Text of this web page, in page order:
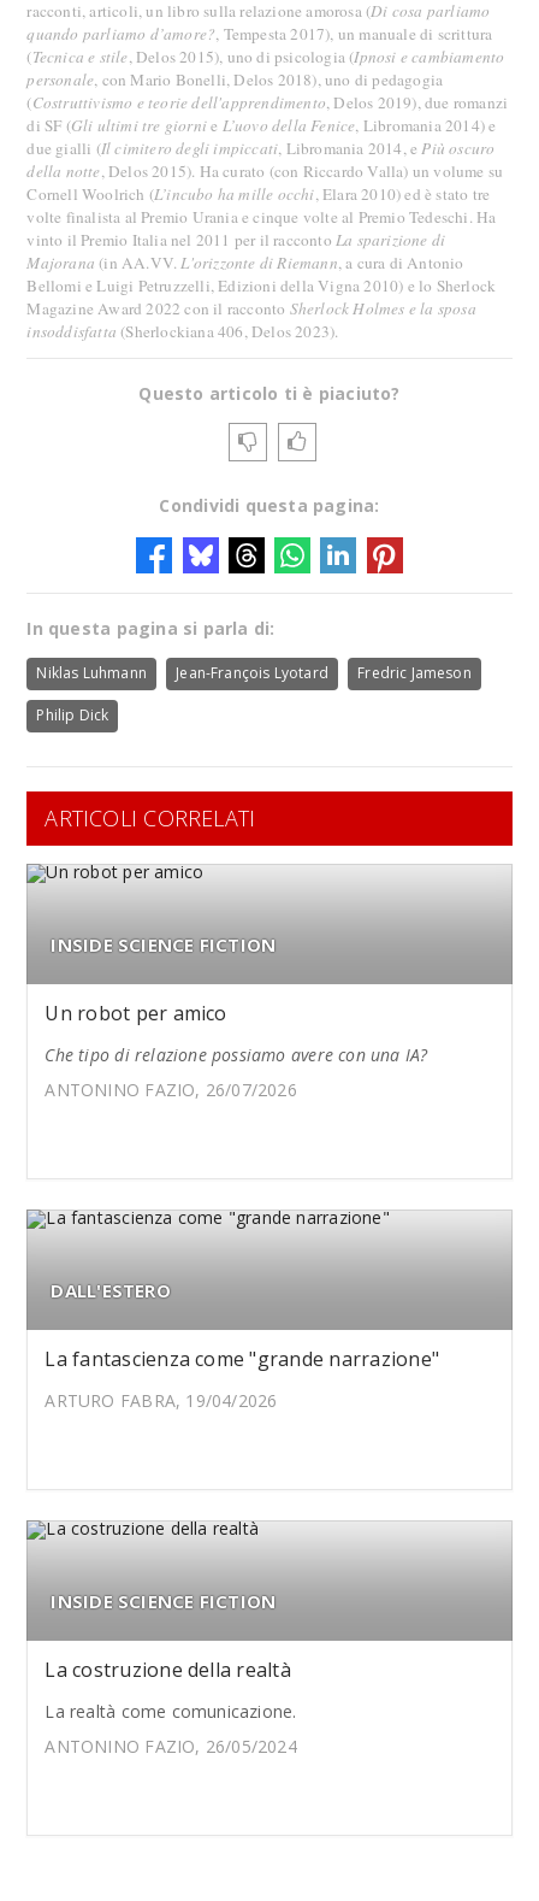
racconti, articoli, un libro sulla relazione amorosa (Di cosa parliamo
quando parliamo d’amore?, Tempesta 2017), un manuale di scrittura
(Tecnica e stile, Delos 2015), uno di psicologia (Ipnosi e cambiamento
personale, con Mario Bonelli, Delos 2018), uno di pedagogia
(Costruttivismo e teorie dell'apprendimento, Delos 2019), due romanzi
di SF (Gli ultimi tre giornie L’uovo della Fenice, Libromania 2014) e
due gialli (Il cimitero degli impiccati, Libromania 2014, ePiù oscuro
della notte, Delos 2015). Ha curato (con Riccardo Valla) un volume su
Cornell Woolrich (L’incubo ha mille occhi, Elara 2010) ed è stato tre
volte finalista al Premio Urania e cinque volte al Premio Tedeschi. Ha
vinto il Premio Italia nel 2011 per il raccontoLa sparizione di
Majorana (in AA.VV.L'orizzonte di Riemann, a cura di Antonio
Bellomi e Luigi Petruzzelli, Edizioni della Vigna 2010) e lo Sherlock
Magazine Award 2022 con il racconto Sherlock Holmes e la sposa
insoddisfatta (Sherlockiana 406, Delos 2023).
Questo articolo ti è piaciuto?
Condividi questa pagina:
In questa pagina si parla di:
Niklas Luhmann Jean-François Lyotard Fredric Jameson
Philip Dick
ARTICOLI CORRELATI
INSIDE SCIENCE FICTION
Un robot per amico
Che tipo di relazione possiamo avere con una IA?
ANTONINO FAZIO, 26/07/2026
DALL'ESTERO
La fantascienza come "grande narrazione"
ARTURO FABRA, 19/04/2026
INSIDE SCIENCE FICTION
La costruzione della realtà
La realtà come comunicazione.
ANTONINO FAZIO, 26/05/2024